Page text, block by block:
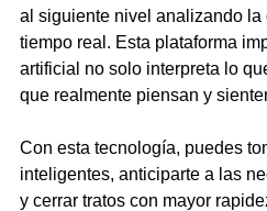
al siguiente nivel analizando la
tiempo real. Esta plataforma
artificial no solo interpreta lo
que realmente piensan y
Con esta tecnología, puedes
inteligentes, anticiparte a las
y cerrar tratos con mayor